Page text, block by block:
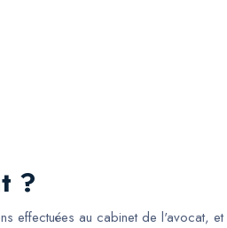
?
effectuées au cabinet de l'avocat,